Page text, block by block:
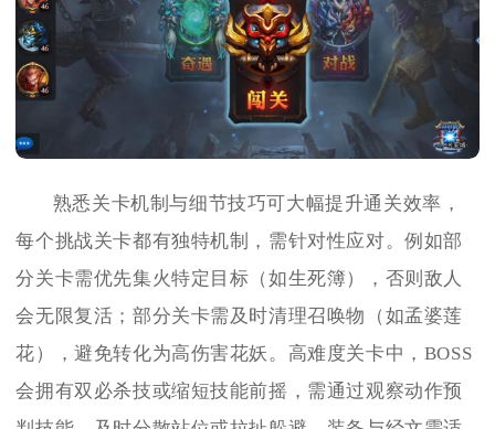
熟悉关卡机制与细节技巧可大幅提升通关效率，
每个挑战关卡都有独特机制，需针对性应对。例如部
分关卡需优先集火特定目标（如生死簿），否则敌人
会无限复活；部分关卡需及时清理召唤物（如孟婆莲
花），避免转化为高伤害花妖。高难度关卡中，BOSS
会拥有双必杀技或缩短技能前摇，需通过观察动作预